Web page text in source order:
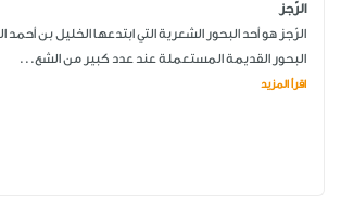
الرّجز
الرّجز هو أحد البحور الشعرية التي ابتدعها الخليل بن
البحور القديمة المستعملة عند عدد كبير من الشع...
اقرأ المزيد